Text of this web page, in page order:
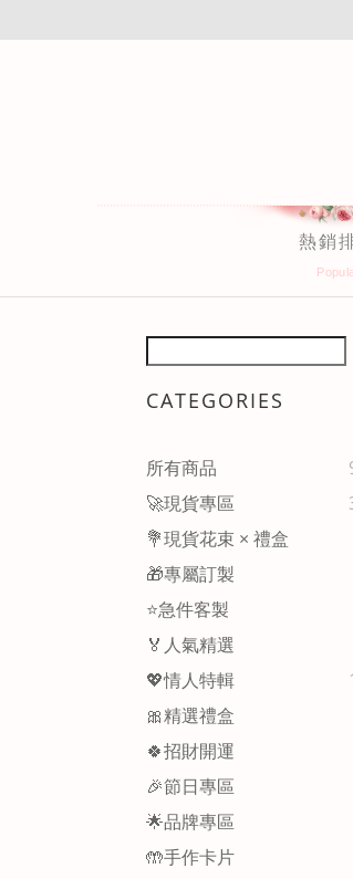
熱銷
CATEGORIES
所有商品
🚀現貨專區
💐現貨花束 × 禮盒
🎁專屬訂製
⭐急件客製
🏅人氣精選
💖情人特輯
🎀精選禮盒
🍀招財開運
🎉節日專區
🌟品牌專區
🤲手作卡片